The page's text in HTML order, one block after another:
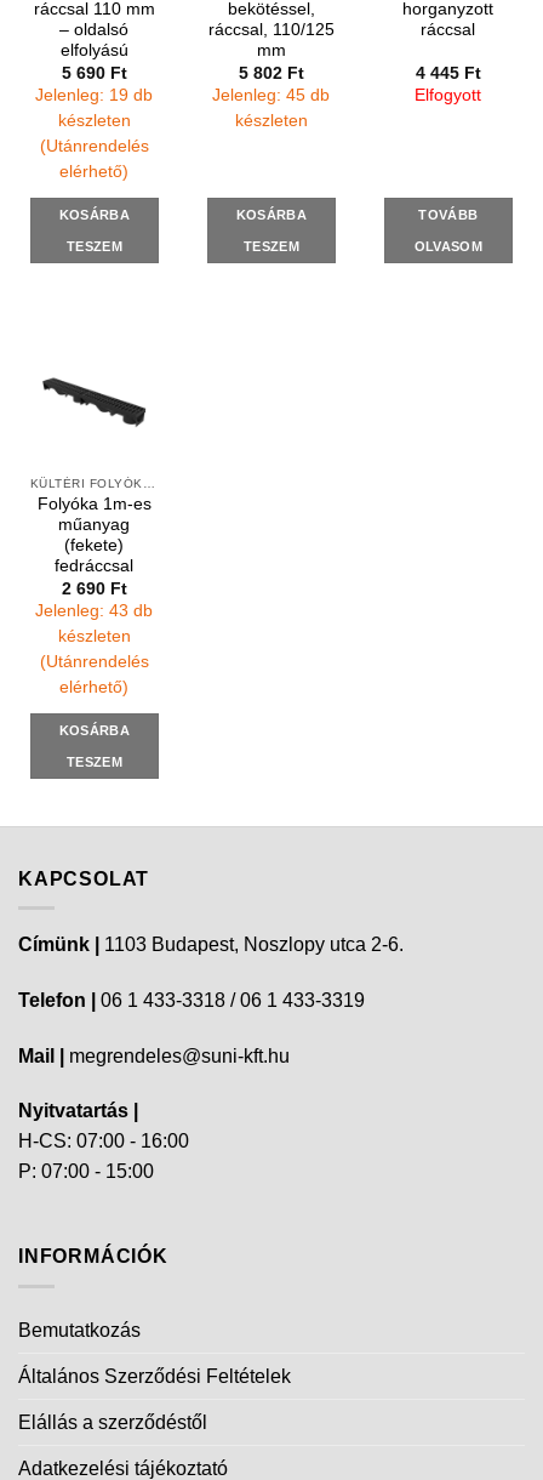
ráccsal 110 mm
– oldalsó
elfolyású
5 690 Ft
Jelenleg: 19 db
készleten
(Utánrendelés
elérhető)
KOSÁRBA
TESZEM
bekötéssel,
ráccsal, 110/125
mm
5 802 Ft
Jelenleg: 45 db
készleten
KOSÁRBA
TESZEM
horganyzott
ráccsal
4 445 Ft
Elfogyott
TOVÁBB
OLVASOM
Folyóka 1m-es
műanyag
(fekete)
fedráccsal
2 690 Ft
Jelenleg: 43 db
készleten
(Utánrendelés
elérhető)
KOSÁRBA
TESZEM
KAPCSOLAT
Címünk | 1103 Budapest, Noszlopy utca 2-6.
Telefon | 06 1 433-3318 / 06 1 433-3319
Mail | megrendeles@suni-kft.hu
Nyitvatartás |
H-CS: 07:00 - 16:00
P: 07:00 - 15:00
INFORMÁCIÓK
Bemutatkozás
Általános Szerződési Feltételek
Elállás a szerződéstől
Adatkezelési tájékoztató